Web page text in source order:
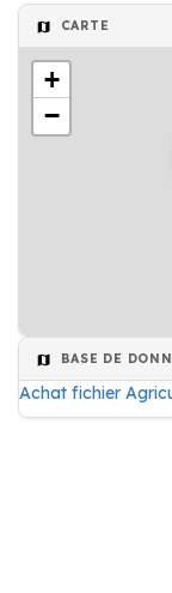
CARTE
+
−
BASE DE
Achat fichier